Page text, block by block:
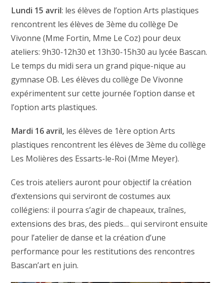
Lundi 15 avril: les élèves de l’option Arts plastiques
rencontrent les élèves de 3ème du collège De
Vivonne (Mme Fortin, Mme Le Coz) pour deux
ateliers: 9h30-12h30 et 13h30-15h30 au lycée Bascan.
Le temps du midi sera un grand pique-nique au
gymnase OB. Les élèves du collège De Vivonne
expérimentent sur cette journée l’option danse et
l’option arts plastiques.
Mardi 16 avril, les élèves de 1ère option Arts
plastiques rencontrent les élèves de 3ème du collège
Les Molières des Essarts-le-Roi (Mme Meyer).
Ces trois ateliers auront pour objectif la création
d’extensions qui serviront de costumes aux
collégiens: il pourra s’agir de chapeaux, traînes,
extensions des bras, des pieds… qui serviront ensuite
pour l’atelier de danse et la création d’une
performance pour les restitutions des rencontres
Bascan’art en juin.